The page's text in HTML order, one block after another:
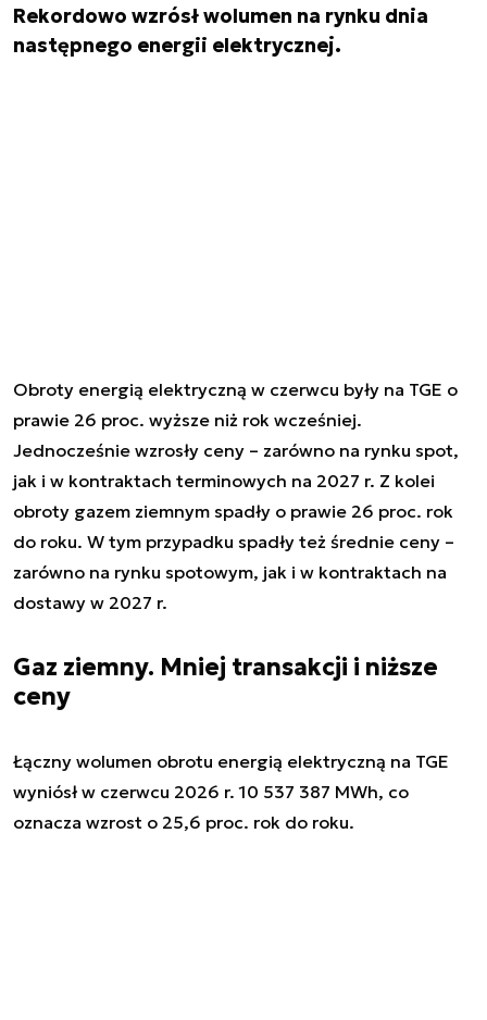
Rekordowo wzrósł wolumen na rynku dnia
następnego energii elektrycznej.
Obroty energią elektryczną w czerwcu były na TGE o
prawie 26 proc. wyższe niż rok wcześniej.
Jednocześnie wzrosły ceny – zarówno na rynku spot,
jak i w kontraktach terminowych na 2027 r. Z kolei
obroty gazem ziemnym spadły o prawie 26 proc. rok
do roku. W tym przypadku spadły też średnie ceny –
zarówno na rynku spotowym, jak i w kontraktach na
dostawy w 2027 r.
Gaz ziemny. Mniej transakcji i niższe
ceny
Łączny wolumen obrotu energią elektryczną na TGE
wyniósł w czerwcu 2026 r. 10 537 387 MWh, co
oznacza wzrost o 25,6 proc. rok do roku.